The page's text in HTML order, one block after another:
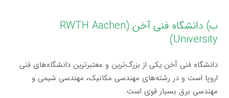
ب) دانشگاه فنی آخن (RWTH Aachen
University)
دانشگاه فنی آخن یکی از بزرگ‌ترین و معتبرترین دانشگاه‌های فنی
اروپا است و در رشته‌های مهندسی مکانیک، مهندسی شیمی و
مهندسی برق بسیار قوی است.